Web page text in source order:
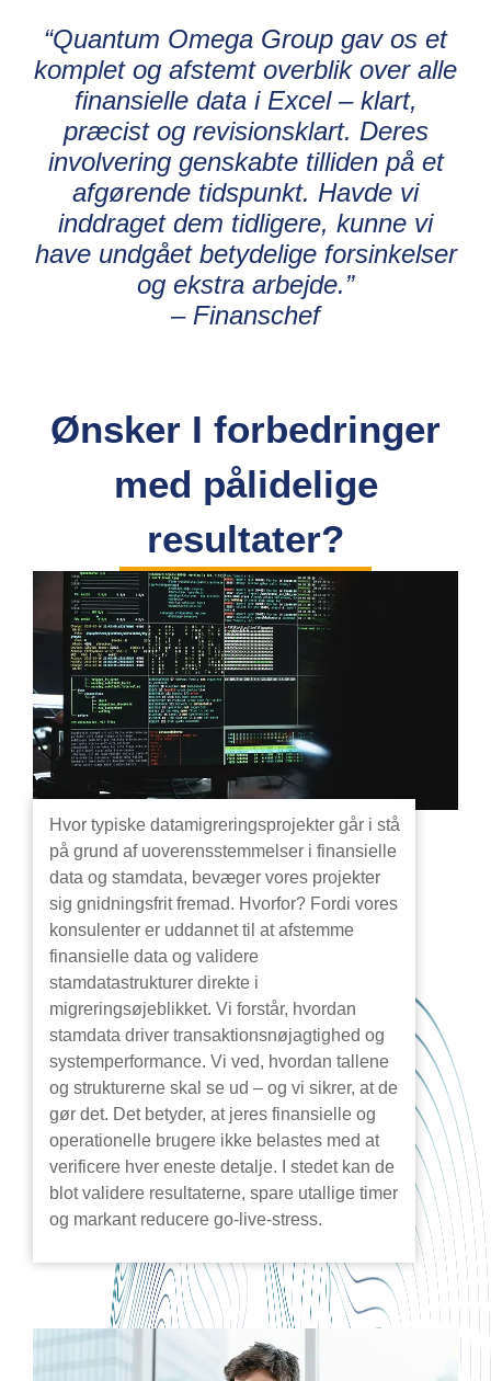
“Quantum Omega Group gav os et
komplet og afstemt overblik over alle
finansielle data i Excel – klart,
præcist og revisionsklart. Deres
involvering genskabte tilliden på et
afgørende tidspunkt. Havde vi
inddraget dem tidligere, kunne vi
have undgået betydelige forsinkelser
og ekstra arbejde.”
– Finanschef
Ønsker I forbedringer
med pålidelige
resultater?
Hvor typiske datamigreringsprojekter går i stå
på grund af uoverensstemmelser i finansielle
data og stamdata, bevæger vores projekter
sig gnidningsfrit fremad. Hvorfor? Fordi vores
konsulenter er uddannet til at afstemme
finansielle data og validere
stamdatastrukturer direkte i
migreringsøjeblikket. Vi forstår, hvordan
stamdata driver transaktionsnøjagtighed og
systemperformance. Vi ved, hvordan tallene
og strukturerne skal se ud – og vi sikrer, at de
gør det. Det betyder, at jeres finansielle og
operationelle brugere ikke belastes med at
verificere hver eneste detalje. I stedet kan de
blot validere resultaterne, spare utallige timer
og markant reducere go-live-stress.